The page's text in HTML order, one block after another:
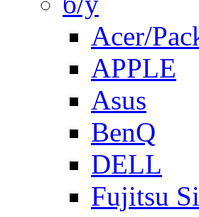
Acer/
APPLE
Asus
BenQ
DELL
Fujitsu